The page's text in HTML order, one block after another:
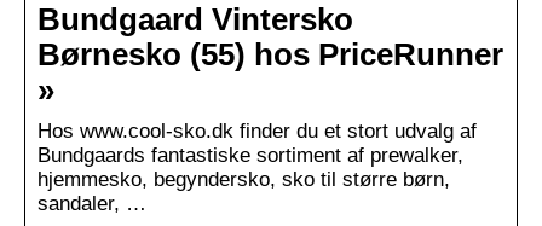
Bundgaard Vintersko
Børnesko (55) hos PriceRunner
»
Hos www.cool-sko.dk finder du et stort udvalg af
Bundgaards fantastiske sortiment af prewalker,
hjemmesko, begyndersko, sko til større børn,
sandaler, …